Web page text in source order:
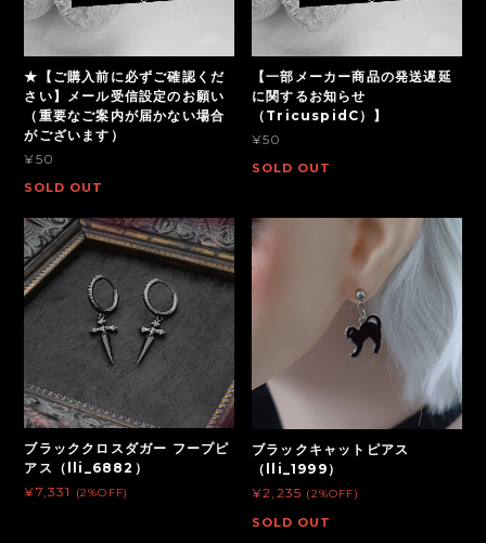
★【ご購入前に必ずご確認くだ
さい】メール受信設定のお願い
（重要なご案内が届かない場合
がございます）
¥50
SOLD OUT
【一部メーカー商品の発送遅延
に関するお知らせ
（TricuspidC）】
¥50
SOLD OUT
ブラッククロスダガー フープピ
アス（lli_6882）
¥7,331
(2%OFF)
ブラックキャットピアス
（lli_1999）
¥2,235 (2%OFF)
SOLD OUT